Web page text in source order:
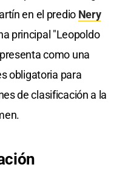
en el predio Nery
principal "Leopoldo
como una
obligatoria para
de clasificación a la